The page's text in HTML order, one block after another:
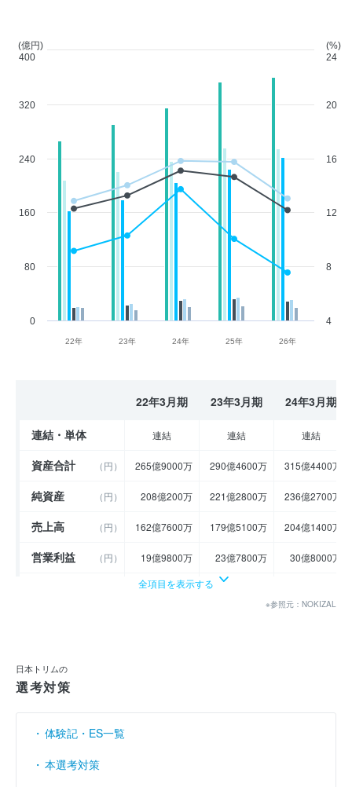
22年 23年 24年 25年 26年
0
80
160
240
320
(億円)
400
4
8
12
16
20
(%)
24
22年3月期 23年3月期 24年3月期
連結・単体 連結 連結 連結
資産合計 （円） 265億9000万 290億4600万 315億4400万
純資産 （円） 208億200万 221億2800万 236億2700万
売上高 （円） 162億7600万 179億5100万 204億1400万
営業利益 （円） 19億9800万 23億7800万 30億8000万
20億9100万
売上伸び率
営業利益率 （％） 12.28 13.25 15.09
経常利益率 （％）
全項目を表示する
※参照元：NOKIZAL
日本トリムの
選考対策
体験記・ES一覧
本選考対策